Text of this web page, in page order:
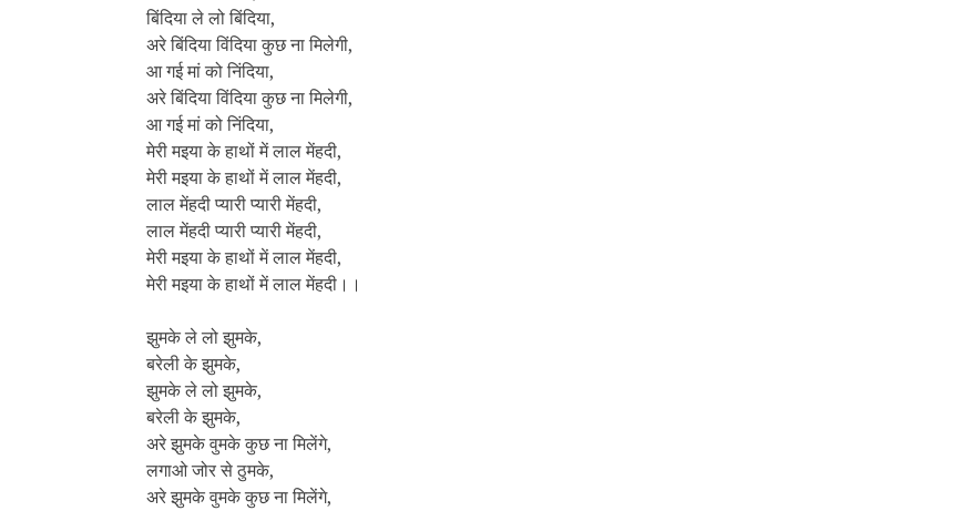
बिंदिया ले लो बिंदिया,
अरे बिंदिया विंदिया कुछ ना मिलेगी,
आ गई मां को निंदिया,
अरे बिंदिया विंदिया कुछ ना मिलेगी,
आ गई मां को निंदिया,
मेरी मइया के हाथों में लाल मेंहदी,
मेरी मइया के हाथों में लाल मेंहदी,
लाल मेंहदी प्यारी प्यारी मेंहदी,
लाल मेंहदी प्यारी प्यारी मेंहदी,
मेरी मइया के हाथों में लाल मेंहदी,
मेरी मइया के हाथों में लाल मेंहदी।।
झुमके ले लो झुमके,
बरेली के झुमके,
झुमके ले लो झुमके,
बरेली के झुमके,
अरे झुमके वुमके कुछ ना मिलेंगे,
लगाओ जोर से ठुमके,
अरे झुमके वुमके कुछ ना मिलेंगे,